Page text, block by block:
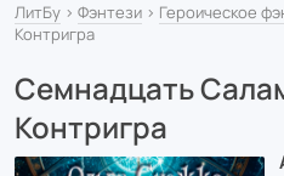
ЛитБу › Фэнтези › Героическое
Контригра
Семнадцать
Контригра